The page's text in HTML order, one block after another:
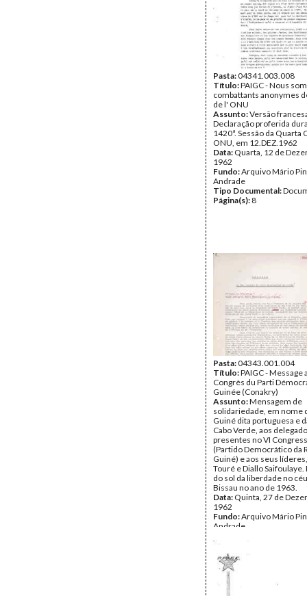
Pasta:04341.003.008
Título:PAIGC - Nous
combattants anonymes
de l' ONU
Assunto:Versão
Declaração proferida
1420ª. Sessão da Quarta
ONU, em 12.DEZ.1962
Data: Quarta, 12 de
1962
Fundo:Arquivo Mário
Andrade
Tipo Documental:
Página(s): 8
Pasta:04343.001.004
Título:PAIGC - Message
Congrès du Parti
Guinée (Conakry)
Assunto:Mensagem de
solidariedade, em nome
Guiné dita portuguesa e
Cabo Verde, aos
presentes no VI
(Partido Democrático da
Guiné) e aos seus
Touré e Diallo Saifoulaye.
do sol da liberdade no
Bissau no ano de 1963.
Data: Quinta, 27 de
1962
Fundo:Arquivo Mário
Andrade